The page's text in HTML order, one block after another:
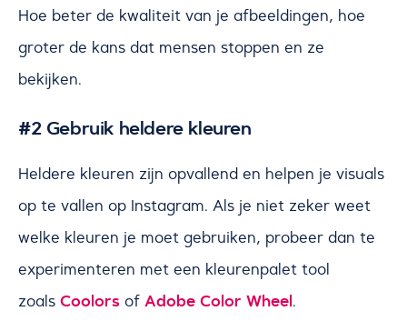
Hoe beter de kwaliteit van je afbeeldingen, hoe
groter de kans dat mensen stoppen en ze
bekijken.
#2 Gebruik heldere kleuren
Heldere kleuren zijn opvallend en helpen je visuals
op te vallen op Instagram. Als je niet zeker weet
welke kleuren je moet gebruiken, probeer dan te
experimenteren met een kleurenpalet tool
zoals Coolors of Adobe Color Wheel.